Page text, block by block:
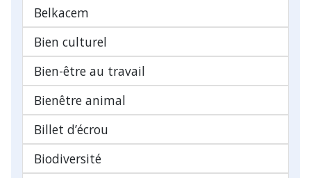
Belkacem
Bien culturel
Bien-être au travail
Bienêtre animal
Billet d’écrou
Biodiversité